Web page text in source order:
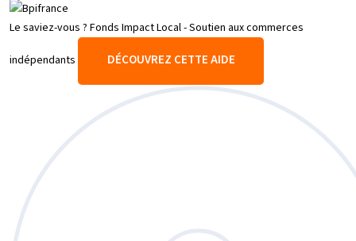
Le saviez-vous ? Fonds Impact Local - Soutien aux commerces
indépendants DÉCOUVREZ CETTE AIDE